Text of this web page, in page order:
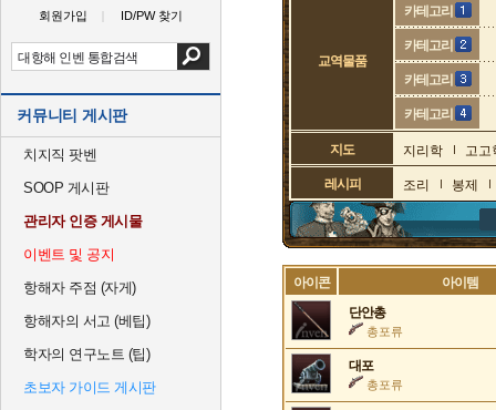
회원가입 ID/PW 찾기
커뮤니티 게시판
치지직 팟벤
SOOP 게시판
관리자 인증 게시물
이벤트 및 공지
항해자 주점 (자게)
항해자의 서고 (베팁)
학자의 연구노트 (팁)
초보자 가이드 게시판
교역물품
카테고리
카테고리
카테고리
카테고리
지도 지리학 고고
레시피 조리 봉제
아이콘
아이템
단안총
총포류
대포
총포류